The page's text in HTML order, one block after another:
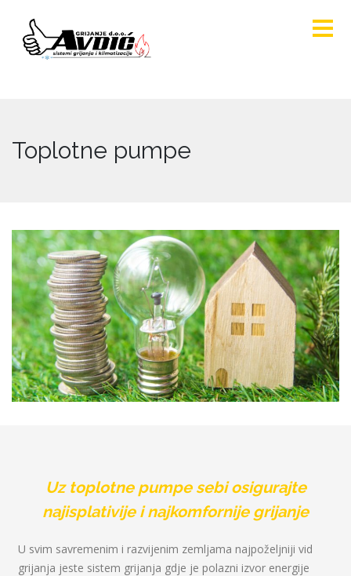
Toplotne pumpe
Uz toplotne pumpe sebi osigurajte
najisplativije i najkomfornije grijanje
U svim savremenim i razvijenim zemljama najpoželjniji vid
grijanja jeste sistem grijanja gdje je polazni izvor energije